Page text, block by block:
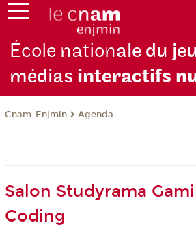
École nationale du
médias interactifs
Cnam-Enjmin Agenda
Salon Studyrama
Coding